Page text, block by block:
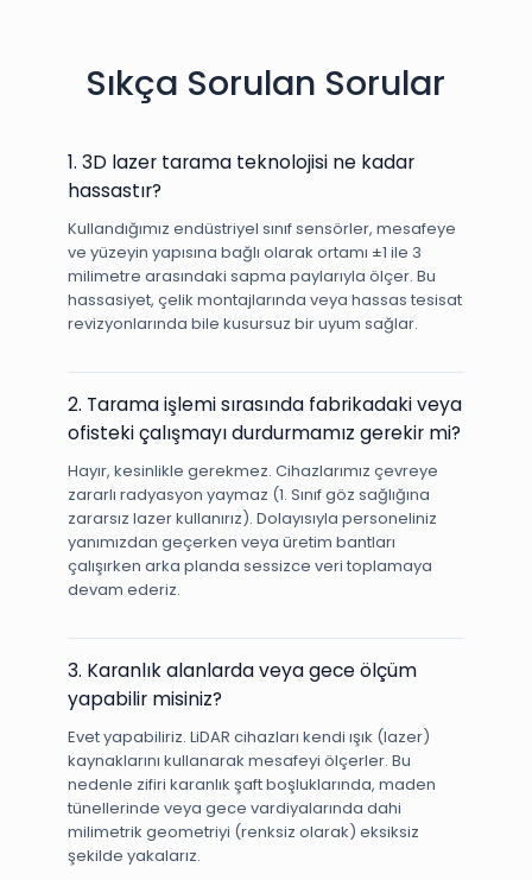
Sıkça Sorulan Sorular
1. 3D lazer tarama teknolojisi ne kadar
hassastır?
Kullandığımız endüstriyel sınıf sensörler, mesafeye
ve yüzeyin yapısına bağlı olarak ortamı ±1 ile 3
milimetre arasındaki sapma paylarıyla ölçer. Bu
hassasiyet, çelik montajlarında veya hassas tesisat
revizyonlarında bile kusursuz bir uyum sağlar.
2. Tarama işlemi sırasında fabrikadaki veya
ofisteki çalışmayı durdurmamız gerekir mi?
Hayır, kesinlikle gerekmez. Cihazlarımız çevreye
zararlı radyasyon yaymaz (1. Sınıf göz sağlığına
zararsız lazer kullanırız). Dolayısıyla personeliniz
yanımızdan geçerken veya üretim bantları
çalışırken arka planda sessizce veri toplamaya
devam ederiz.
3. Karanlık alanlarda veya gece ölçüm
yapabilir misiniz?
Evet yapabiliriz. LiDAR cihazları kendi ışık (lazer)
kaynaklarını kullanarak mesafeyi ölçerler. Bu
nedenle zifiri karanlık şaft boşluklarında, maden
tünellerinde veya gece vardiyalarında dahi
milimetrik geometriyi (renksiz olarak) eksiksiz
şekilde yakalarız.